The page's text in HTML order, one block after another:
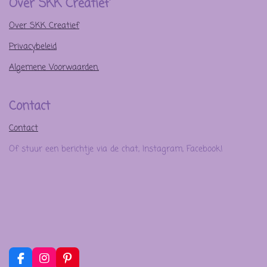
Over SKK Creatief
Privacybeleid
Algemene Voorwaarden.
Contact
Contact
Of stuur een berichtje via de chat, Instagram, Facebook!
F I P